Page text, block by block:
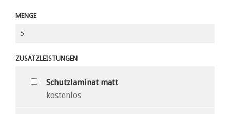
MENGE
ZUSATZLEISTUNGEN
Schutzlaminat matt
kostenlos